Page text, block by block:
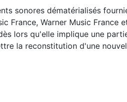
sonores dématérialisés
France, Warner Music France
lors qu'elle implique une
la reconstitution d'une